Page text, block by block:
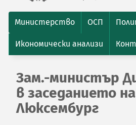
Министерство ОСП
Икономически анализи
Зам.-министър
в заседанието
Люксембург